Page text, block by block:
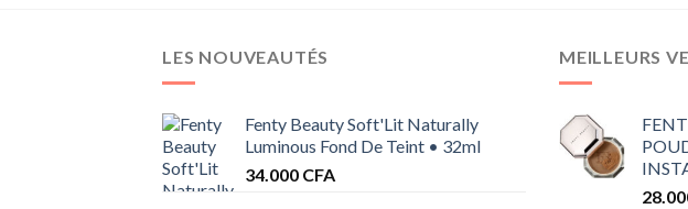
LES NOUVEAUTÉS
Fenty Beauty Soft'Lit Naturally
Luminous Fond De Teint • 32ml
34.000 CFA
MEILLEURS